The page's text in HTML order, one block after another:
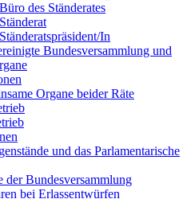
Büro des Ständerates
Ständerat
Ständeratspräsident/In
Bundesversammlung und
Organe beider Räte
und das Parlamentarische
der Bundesversammlung
bei Erlassentwürfen